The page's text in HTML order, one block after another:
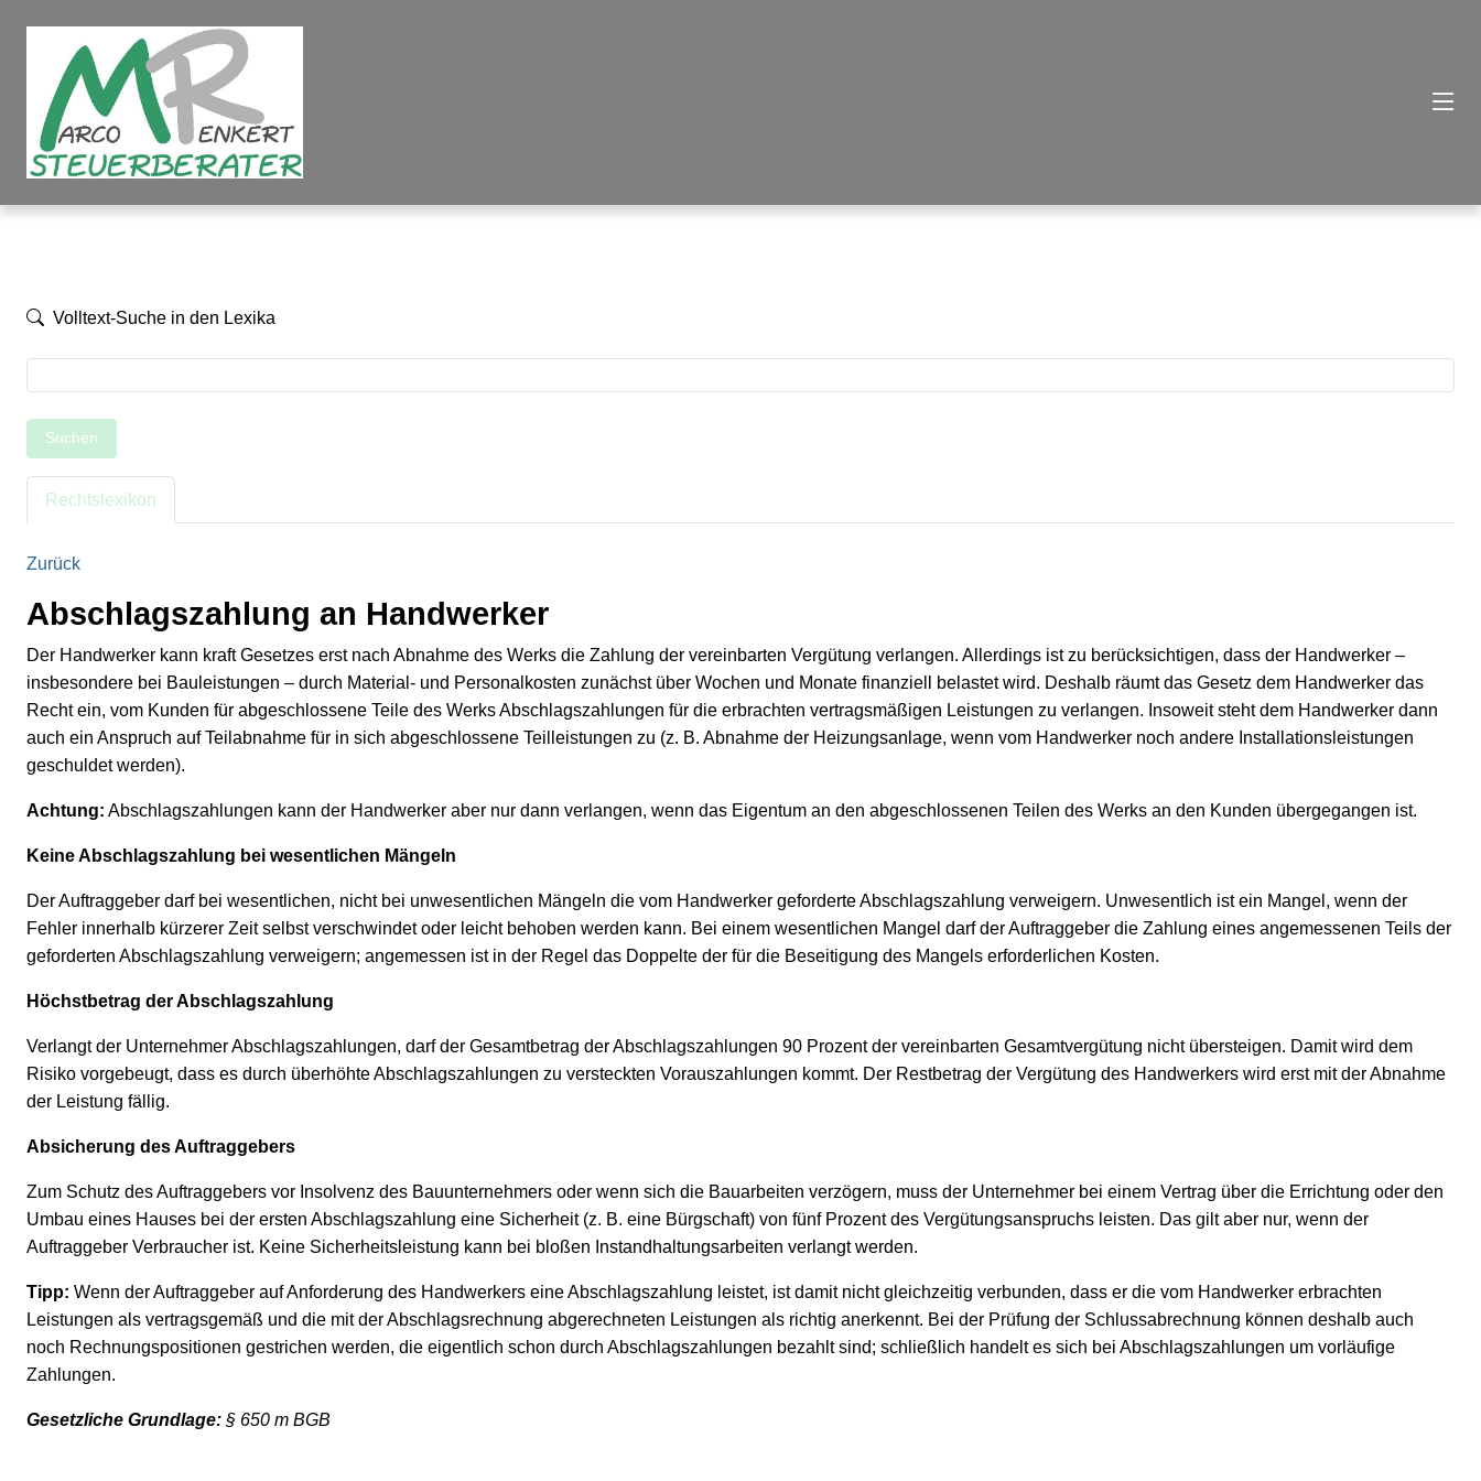
Volltext-Suche in den Lexika
Suchen
Rechtslexikon
Zurück
Abschlagszahlung an Handwerker
Der Handwerker kann kraft Gesetzes erst nach Abnahme des Werks die Zahlung der vereinbarten Vergütung verlangen. Allerdings ist zu berücksichtigen, dass der Handwerker –
insbesondere bei Bauleistungen – durch Material- und Personalkosten zunächst über Wochen und Monate finanziell belastet wird. Deshalb räumt das Gesetz dem Handwerker das
Recht ein, vom Kunden für abgeschlossene Teile des Werks Ab­schlagszahlungen für die erbrachten vertragsmäßigen Leistungen zu verlangen. In­so­weit steht dem Handwerker dann
auch ein Anspruch auf Teilabnahme für in sich abgeschlossene Teilleistungen zu (z. B. Abnahme der Heizungsanlage, wenn vom Handwerker noch andere Installationsleistungen
geschuldet werden).
Achtung: Abschlagszahlungen kann der Handwerker aber nur dann verlangen, wenn das Eigentum an den abgeschlossenen Teilen des Werks an den Kunden übergegangen ist.
Keine Abschlagszahlung bei wesentlichen Mängeln
Der Auftraggeber darf bei wesentlichen, nicht bei unwesentlichen Mängeln die vom Handwerker geforderte Abschlagszahlung verweigern. Unwesentlich ist ein Mangel, wenn der
Fehler innerhalb kürzerer Zeit selbst verschwindet oder leicht behoben werden kann. Bei einem wesentlichen Mangel darf der Auftraggeber die Zahlung eines angemessenen Teils der
geforderten Abschlagszahlung verweigern; angemessen ist in der Regel das Doppelte der für die Beseitigung des Mangels erforderlichen Kosten.
Höchstbetrag der Abschlagszahlung
Verlangt der Unternehmer Abschlagszahlungen, darf der Gesamtbetrag der Abschlagszahlungen 90 Prozent der vereinbarten Gesamtvergütung nicht übersteigen. Damit wird dem
Risiko vorgebeugt, dass es durch überhöhte Abschlagszahlungen zu versteckten Vorauszahlungen kommt. Der Restbetrag der Vergütung des Handwerkers wird erst mit der Abnahme
der Leistung fällig.
Absicherung des Auftraggebers
Zum Schutz des Auftraggebers vor Insolvenz des Bauunternehmers oder wenn sich die Bauarbeiten verzögern, muss der Unternehmer bei einem Vertrag über die Errichtung oder den
Umbau eines Hauses bei der ersten Abschlagszahlung eine Sicherheit (z. B. eine Bürgschaft) von fünf Prozent des Vergütungsanspruchs leisten. Das gilt aber nur, wenn der
Auftraggeber Verbraucher ist. Keine Sicherheitsleistung kann bei bloßen Instandhaltungsarbeiten verlangt werden.
Tipp: Wenn der Auftraggeber auf Anforderung des Handwerkers eine Abschlagszahlung leistet, ist damit nicht gleichzeitig verbunden, dass er die vom Handwerker erbrachten
Leistungen als vertragsgemäß und die mit der Abschlagsrechnung abgerechneten Leistungen als richtig anerkennt. Bei der Prüfung der Schlussabrechnung können deshalb auch
noch Rechnungspositionen gestrichen werden, die eigentlich schon durch Abschlagszahlungen bezahlt sind; schließlich handelt es sich bei Abschlagszahlungen um vorläufige
Zahlungen.
Gesetzliche Grundlage: § 650 m BGB